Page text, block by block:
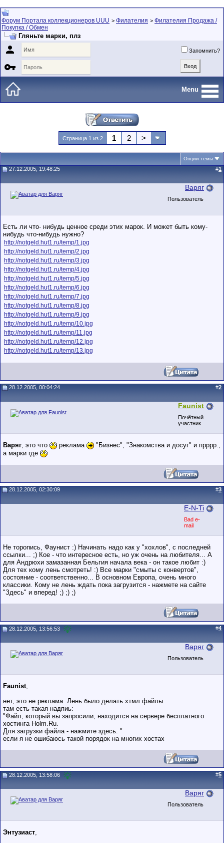
Форум Портала коллекционеров UUU > Филателия > Филателия Продажа /
Покупка / Обмен
Гляньте марки, плз
 Запомнить?

Menu
Страница 1 из 2 1 2 >
Опции темы
27.12.2005, 19:48:25 #1
Варяг
Пользователь
Есть ли что- нибудь ценное среди этих марок. И может быть кому-
нибудь что-нибудь нужно?
http://notgeld.hut1.ru/temp/1.jpg
http://notgeld.hut1.ru/temp/2.jpg
http://notgeld.hut1.ru/temp/3.jpg
http://notgeld.hut1.ru/temp/4.jpg
http://notgeld.hut1.ru/temp/5.jpg
http://notgeld.hut1.ru/temp/6.jpg
http://notgeld.hut1.ru/temp/7.jpg
http://notgeld.hut1.ru/temp/8.jpg
http://notgeld.hut1.ru/temp/9.jpg
http://notgeld.hut1.ru/temp/10.jpg
http://notgeld.hut1.ru/temp/11.jpg
http://notgeld.hut1.ru/temp/12.jpg
http://notgeld.hut1.ru/temp/13.jpg
28.12.2005, 00:04:24 #2
Faunist
Почётный
участник
Варяг, это что реклама
"Бизнес", "Знакомства и досуг" и прррр.,
а марки где
28.12.2005, 02:30:09 #3
E-N-Ti
Bad e-
mail
Не торопись, Фаунист :) Начинать надо как у "хохлов", с последней
ссылки... ;) Кое - что интересное есть, но уж очень на любителя... А
для Андрюхи замазанная Бельгия начала века - он такое любит :)
Для тех кому лень смотреть! :) Все марки "смыты с конвертов",
состояние - соответственно... В основном Европа, очень много
классики. Кому не лень ждать пока загрузится - нажмете на сайте
"Здесь" и вперед! ;) ;) ;)
28.12.2005, 13:56:53 #4
Варяг
Пользователь
Faunist,
нет, это не реклама. Лень было делать хтмл файлы.
там есть такая надпиь:
"Файл, который вы запросили, находится на сервере бесплатного
хостинга Holm.Ru.
Для загрузки файла - нажмите здесь. "
если я не ошибаюсь такой порядок на многих хостах
28.12.2005, 13:58:06 #5
Варяг
Пользователь
Энтузиаст,